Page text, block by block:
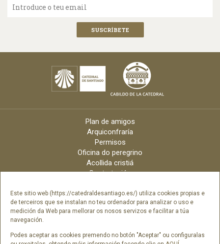
Este sitio web (https://catedraldesantiago.es/) utiliza cookies propias e
de terceiros que se instalan no teu ordenador para analizar o uso e
medición da Web para mellorar os nosos servizos e facilitar a túa
navegación.
Podes aceptar as cookies premendo no botón "Aceptar" ou configuralas
Introduce o teu email
Plan de amigos
Arquiconfraría
Permisos
Oficina do peregrino
Acollida cristiá
Contratación
Arquidiócese
Créditos
Catálogo Dixital